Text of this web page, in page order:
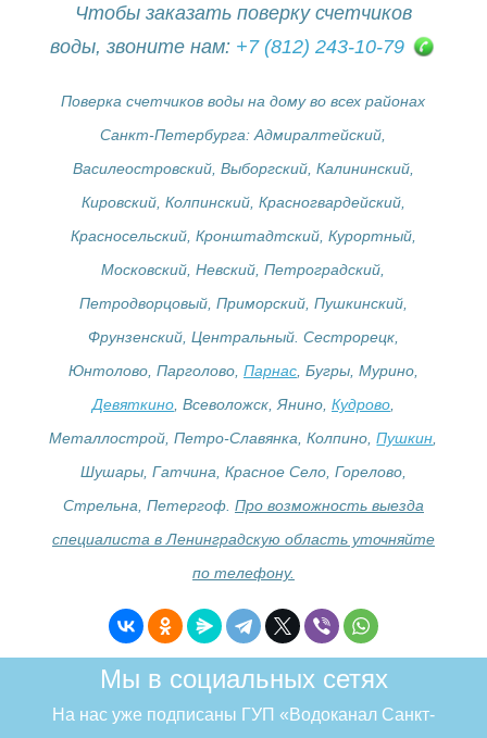
Чтобы заказать поверку счетчиков
воды, звоните нам: +7 (812) 243-10-79
Поверка счетчиков воды на дому во всех районах
Санкт-Петербурга: Адмиралтейский,
Василеостровский, Выборгский, Калининский,
Кировский, Колпинский, Красногвардейский,
Красносельский, Кронштадтский, Курортный,
Московский, Невский, Петроградский,
Петродворцовый, Приморский, Пушкинский,
Фрунзенский, Центральный. Сестрорецк,
Юнтолово, Парголово, Парнас, Бугры, Мурино,
Девяткино, Всеволожск, Янино, Кудрово,
Металлострой, Петро-Славянка, Колпино,Пушкин,
Шушары, Гатчина, Красное Село, Горелово,
Стрельна, Петергоф. Про возможность выезда
специалиста в Ленинградскую область уточняйте
по телефону.
Мы в социальных сетях
На нас уже подписаны ГУП «Водоканал Санкт-